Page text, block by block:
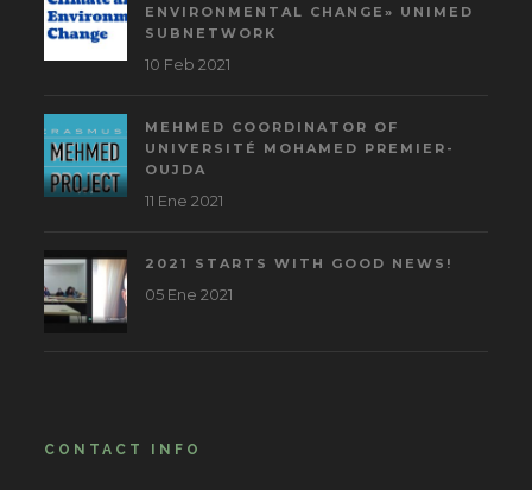
ENVIRONMENTAL CHANGE» UNIMED
SUBNETWORK
10 Feb 2021
MEHMED COORDINATOR OF
UNIVERSITÉ MOHAMED PREMIER-
OUJDA
11 Ene 2021
2021 STARTS WITH GOOD NEWS!
05 Ene 2021
CONTACT INFO